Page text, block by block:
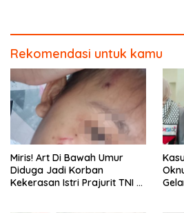
Rekomendasi untuk kamu
Miris! Art Di Bawah Umur
Diduga Jadi Korban
Kekerasan Istri Prajurit TNI di